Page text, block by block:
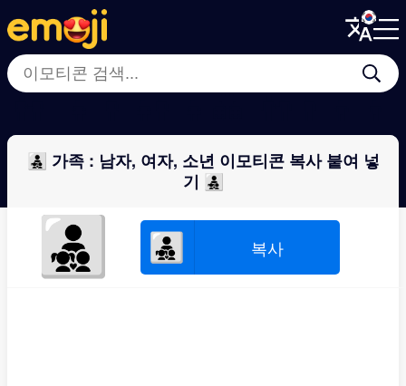
Menu
Close
Menu
Close
👨‍👧‍👦 가족 : 남자, 여자, 소년 이모티콘 복사 붙여 넣
기 👨‍👧‍👦
👨‍👧‍👦 👨‍👧‍👦 복사